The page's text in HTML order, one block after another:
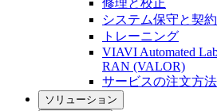
修理と校正
システム保守と契約
トレーニング
VIAVI Automated
RAN (VALOR)
サービスの注文方法
ソリューション